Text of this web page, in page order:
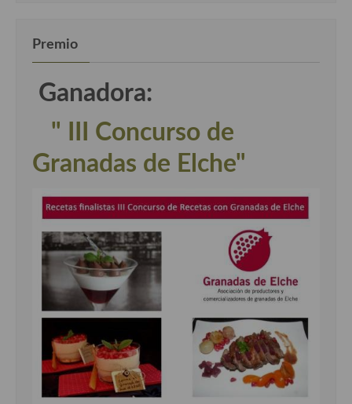
Premio
Ganadora:
" III Concurso de
Granadas de Elche"